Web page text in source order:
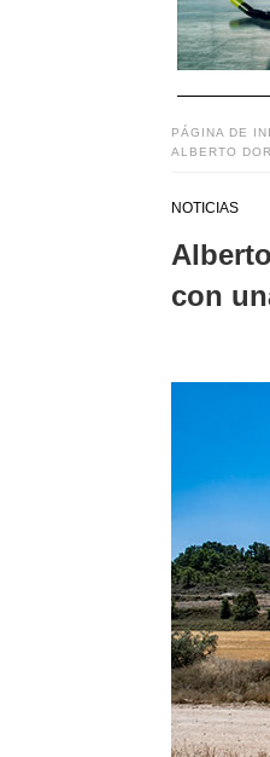
PÁGINA DE
ALBERTO
NOTICIAS
con